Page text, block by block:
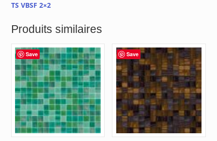
TS VBSF 2×2
Produits similaires
Save Save